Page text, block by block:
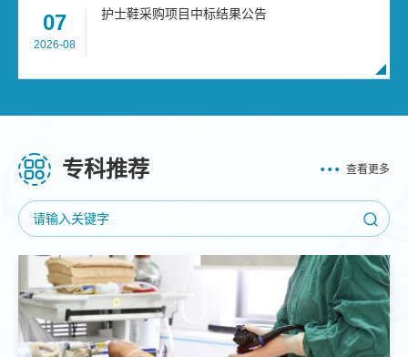
07
2026-08
护士鞋采购项目中标结果公告
专科推荐 查看更多